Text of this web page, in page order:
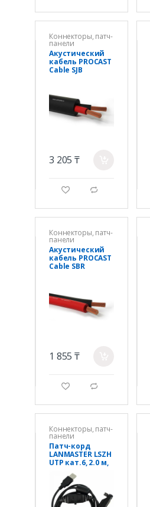
Коннекторы, патч-
панели
Акустический
кабель PROCAST
Cable SJB
3 205 ₸
g d
Коннекторы, патч-
панели
Акустический
кабель PROCAST
Cable SBR
1 855 ₸
g d
Коннекторы, патч-
панели
Патч-корд
LANMASTER LSZH
UTP кат.6, 2.0 м,
серый LANPC45